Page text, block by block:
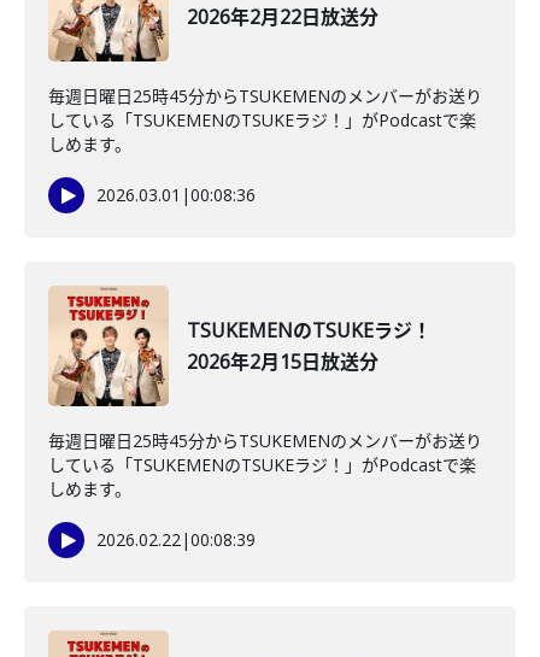
2026年2月22日放送分
毎週日曜日25時45分からTSUKEMENのメンバーがお送り
している「TSUKEMENのTSUKEラジ！」がPodcastで楽
しめます。
2026.03.01 |00:08:36
TSUKEMENのTSUKEラジ！
2026年2月15日放送分
毎週日曜日25時45分からTSUKEMENのメンバーがお送り
している「TSUKEMENのTSUKEラジ！」がPodcastで楽
しめます。
2026.02.22|00:08:39